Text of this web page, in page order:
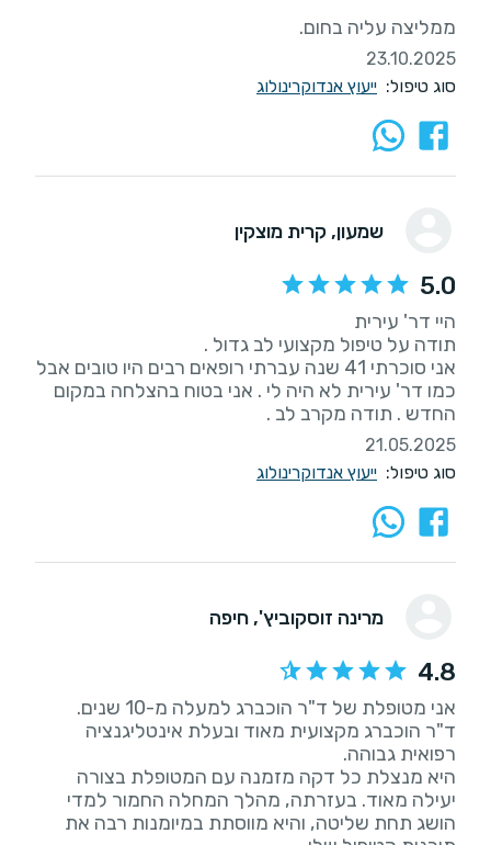
ממליצה עליה בחום.
23.10.2025
סוג טיפול: ייעוץ אנדוקרינולוג
שמעון, קרית מוצקין
5.0
אני סוכרתי 41 שנה עברתי רופאים רבים היו טובים אבל
כמו דר' עירית לא היה לי . אני בטוח בהצלחה במקום
החדש . תודה מקרב לב .
21.05.2025
סוג טיפול: ייעוץ אנדוקרינולוג
מרינה זוסקוביץ', חיפה
4.8
ד"ר הוכברג מקצועית מאוד ובעלת אינטליגנציה
היא מנצלת כל דקה מזמנה עם המטופלת בצורה
יעילה מאוד. בעזרתה, מהלך המחלה החמור למדי
הושג תחת שליטה, והיא מווסתת במיומנות רבה את